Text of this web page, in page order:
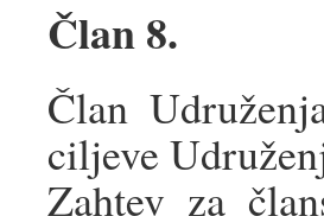
Član 8.
Član
ciljeve
Zahtev za